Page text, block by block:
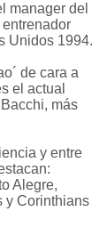
manager del
Unidos 1994.
de cara a
el actual
más
y entre
Alegre,
y Corinthians